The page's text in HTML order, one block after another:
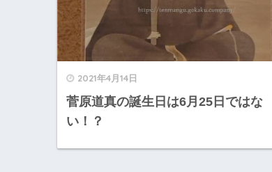
2021年4月14日
菅原道真の誕生日は6月25日ではな
い！？